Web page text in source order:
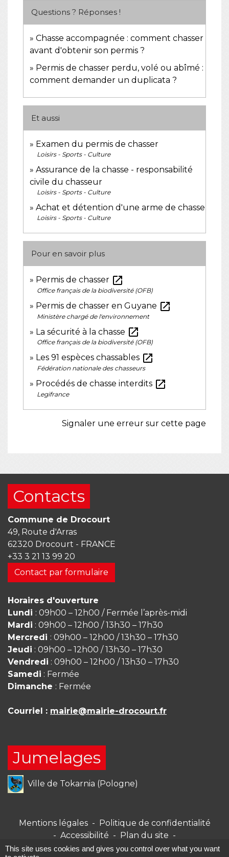
Questions ? Réponses !
Chasse accompagnée : comment chasser
avant d'obtenir son permis ?
Permis de chasser perdu, volé ou abîmé :
comment demander un duplicata ?
Et aussi
Examen du permis de chasser
Loisirs - Sports - Culture
Assurance de la chasse - responsabilité
civile du chasseur
Loisirs - Sports - Culture
Achat et détention d'une arme de chasse
Loisirs - Sports - Culture
Pour en savoir plus
Permis de chasser open_in_new
Office français de la biodiversité (OFB)
Permis de chasser en Guyane open_in_new
Ministère chargé de l'environnement
La sécurité à la chasse open_in_new
Office français de la biodiversité (OFB)
Les 91 espèces chassables open_in_new
Fédération nationale des chasseurs
Procédés de chasse interdits open_in_new
Legifrance
Signaler une erreur sur cette page
Contacts
Commune de Drocourt
49, Route d'Arras
62320 Drocourt - FRANCE
+33 3 21 13 99 20
Contact par formulaire
Horaires d'ouverture
Lundi : 09h00 – 12h00 / Fermée l’après-midi
Mardi : 09h00 – 12h00 / 13h30 – 17h30
Mercredi : 09h00 – 12h00 / 13h30 – 17h30
Jeudi : 09h00 – 12h00 / 13h30 – 17h30
Vendredi : 09h00 – 12h00 / 13h30 – 17h30
Samedi : Fermée
Dimanche : Fermée
Courriel : mairie@mairie-drocourt.fr
Jumelages
Ville de Tokarnia (Pologne)
Mentions légales - Politique de confidentialité
- Accessibilité - Plan du site -
Gestion des cookies
This site uses cookies and gives you control over what you want